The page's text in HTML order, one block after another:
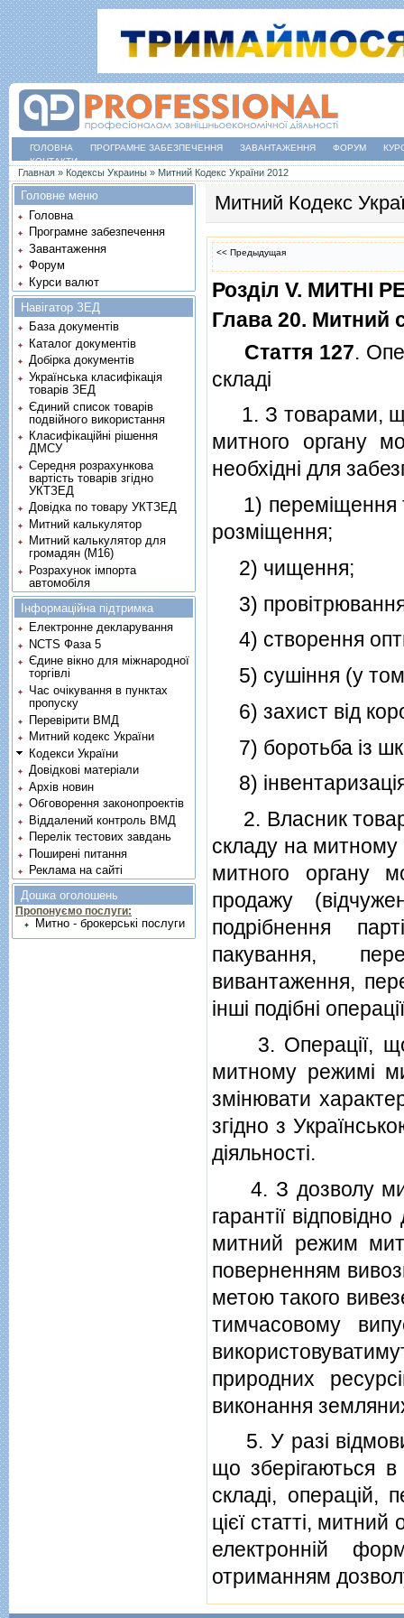
ГОЛОВНА ПРОГРАМНЕ ЗАБЕЗПЕЧЕННЯ ЗАВАНТАЖЕННЯ ФОРУМ
КОНТАКТИ
Ви є тут
Главная » Кодексы Украины » Митний Кодекс України 2012
Митний Кодекс
<< Предыдущая
Роздiл V. МИТНI
Глава 20. Митний
Стаття 127.
складi
1. З товарами, що
митного органу
необхiднi для
1) перемiщення
розмiщення;
2) чищення;
3)
4) створення
5) сушiння (у
6) захист вiд
7) боротьба iз
8)
2. Власник
складу на
митного органу
продажу
подрiбнення
пакування,
вивантаження,
iншi подiбнi
3. Операцiї, що
митному режимi
змiнювати
згiдно з
дiяльностi.
4. З дозволу
гарантiї
митний режим
поверненням
метою такого
тимчасовому
природних
виконання
5. У разi вiдмови
що зберiгаються
складi, операцiй,
цiєї статтi, митний
електроннiй
отриманням
Головне меню
Головна
Програмне забезпечення
Завантаження
Форум
Курси валют
Навігатор ЗЕД
База документів
Каталог документів
Добірка документів
Українська класифікація
товарів ЗЕД
Єдиний список товарів
подвійного використання
Класифікаційні рішення
ДМСУ
Середня розрахункова
вартість товарів згідно
УКТЗЕД
Довідка по товару УКТЗЕД
Митний калькулятор
Митний калькулятор для
громадян (М16)
Розрахунок імпорта
автомобіля
Інформаційна підтримка
Електронне декларування
NCTS Фаза 5
Єдине вікно для міжнародної
торгівлі
Час очікування в пунктах
пропуску
Перевірити ВМД
Митний кодекс України
Кодекси України
Довідкові матеріали
Архів новин
Обговорення законопроектів
Віддалений контроль ВМД
Перелік тестових завдань
Поширені питання
Реклама на сайті
Дошка оголошень
Пропонуємо послуги:
Митно - брокерські послуги